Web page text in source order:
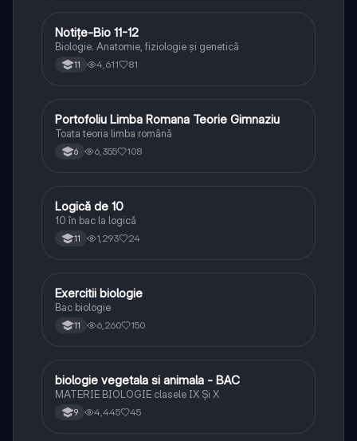
Biologie
Notițe-Bio 11-12
Biologie. Anatomie, fiziologie și genetică
11 4,611 81
Limba și literatura română
Portofoliu Limba Romana Teorie Gimnaziu
Toata teoria limba română
6 6,355 108
Logică
Logică de 10
10 în bac la logică
11 1,293 24
Biologie
Exercitii biologie
Bac biologie
11 6,260 150
Biologie
biologie vegetala si animala - BAC
MATERIE BIOLOGIE clasele IX Şi X
9 4,445 45